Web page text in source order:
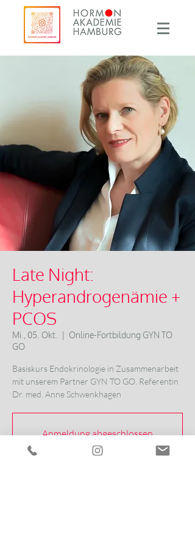
Late Night:
Hyperandrogenämie +
PCOS
Mi., 05. Okt.
  |
Online-Fortbildung GYN TO
GO
Basiskurs Endokrinologie in Zusammenarbeit
mit unserem Partner GYN TO GO. Referentin
Dr. med. Anne Schwenkhagen
Anmeldung abgeschlossen
Veranstaltungen ansehen